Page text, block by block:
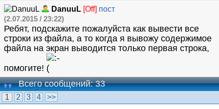
DanuuL [Off] пост
(2.07.2015 / 23:22)
Ребят, подскажите пожалуйста как вывести все
строки из файла, а то когда я вывожу содержимое
файла на экран выводится только первая строка,
помогите!
Всего сообщений: 33
1 2 3 4 >>